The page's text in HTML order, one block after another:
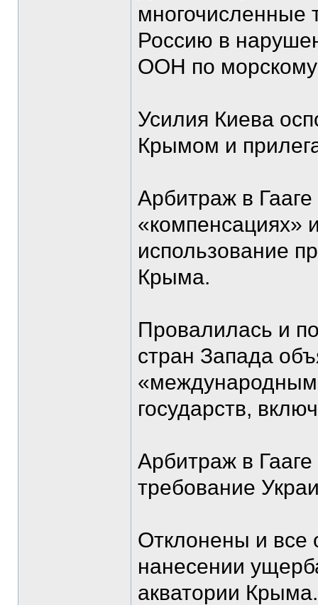
многочисленные
Россию в
ООН по морскому
Усилия Киева
Крымом и
Арбитраж в
«компенсациях»
использование
Крыма.
Провалилась и
стран Запада
государств,
Арбитраж в
требование
Отклонены и все
нанесении
акватории Крыма.